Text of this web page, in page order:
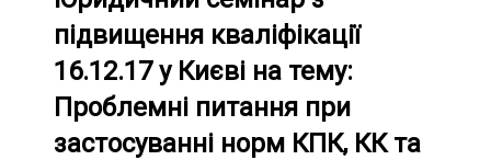
підвищення кваліфікації
16.12.17 у Києві на тему:
Проблемні питання при
застосуванні норм КПК, КК та